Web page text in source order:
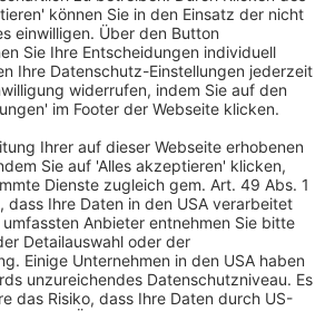
müssen den Sparern auch
durch die verwendeten Klauseln zu
haben. In diesen Fällen müssen
Kunden entweder unwiderruflich eine
zusichern oder einen
mit einer wirksamen
anbieten, der die
Bundesgerichtshofs (BGH) aus
vom 13.4.2010 – XI ZR 197/09)